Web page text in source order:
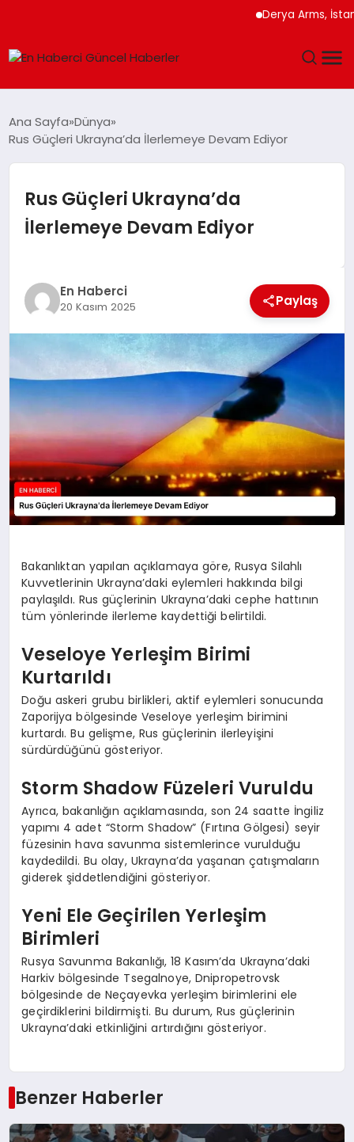
Derya Arms,
SPOR
SAĞLIK
TEKNOLOJI
DÜNYA
EKONOMI
EĞITIM
SIYASET
Ana Sayfa Dünya
Rus Güçleri Ukrayna’da İlerlemeye Devam Ediyor
Rus Güçleri Ukrayna’da
İlerlemeye Devam Ediyor
En Haberci
20 Kasım 2025 Paylaş
Bakanlıktan yapılan açıklamaya göre, Rusya Silahlı
Kuvvetlerinin Ukrayna’daki eylemleri hakkında bilgi
paylaşıldı. Rus güçlerinin Ukrayna’daki cephe hattının
tüm yönlerinde ilerleme kaydettiği belirtildi.
Veseloye Yerleşim Birimi
Kurtarıldı
Doğu askeri grubu birlikleri, aktif eylemleri sonucunda
Zaporijya bölgesinde Veseloye yerleşim birimini
kurtardı. Bu gelişme, Rus güçlerinin ilerleyişini
sürdürdüğünü gösteriyor.
Storm Shadow Füzeleri Vuruldu
Ayrıca, bakanlığın açıklamasında, son 24 saatte İngiliz
yapımı 4 adet “Storm Shadow” (Fırtına Gölgesi) seyir
füzesinin hava savunma sistemlerince vurulduğu
kaydedildi. Bu olay, Ukrayna’da yaşanan çatışmaların
giderek şiddetlendiğini gösteriyor.
Yeni Ele Geçirilen Yerleşim
Birimleri
Rusya Savunma Bakanlığı, 18 Kasım’da Ukrayna’daki
Harkiv bölgesinde Tsegalnoye, Dnipropetrovsk
bölgesinde de Neçayevka yerleşim birimlerini ele
geçirdiklerini bildirmişti. Bu durum, Rus güçlerinin
Ukrayna’daki etkinliğini artırdığını gösteriyor.
Benzer Haberler